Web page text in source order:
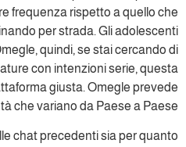
frequenza rispetto a quello che
per strada. Gli adolescenti
quindi, se stai cercando di
con intenzioni serie, questa
giusta. Omegle prevede
che variano da Paese a Paese.
chat precedenti sia per quanto